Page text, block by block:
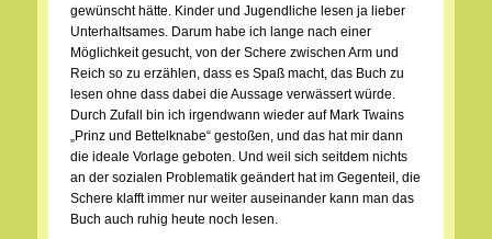
gewünscht hätte. Kinder und Jugendliche lesen ja lieber
Unterhaltsames. Darum habe ich lange nach einer
Möglichkeit gesucht, von der Schere zwischen Arm und
Reich so zu erzählen, dass es Spaß macht, das Buch zu
lesen ohne dass dabei die Aussage verwässert würde.
Durch Zufall bin ich irgendwann wieder auf Mark Twains
„Prinz und Bettelknabe“ gestoßen, und das hat mir dann
die ideale Vorlage geboten. Und weil sich seitdem nichts
an der sozialen Problematik geändert hat im Gegenteil, die
Schere klafft immer nur weiter auseinander kann man das
Buch auch ruhig heute noch lesen.